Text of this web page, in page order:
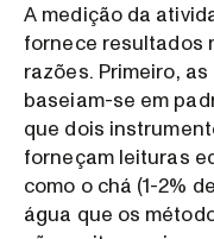
A medição da
fornece resultados
razões. Primeiro,
baseiam-se em
que dois
forneçam leituras
como o chá (1-2%
água que os